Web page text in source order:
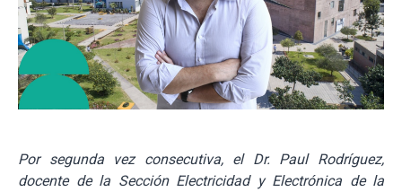
Por segunda vez consecutiva, el Dr. Paul Rodríguez,
docente de la Sección Electricidad y Electrónica de la